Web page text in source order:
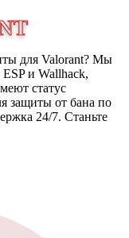
для Valorant? Мы
и Wallhack,
статус
защиты от бана по
24/7. Станьте